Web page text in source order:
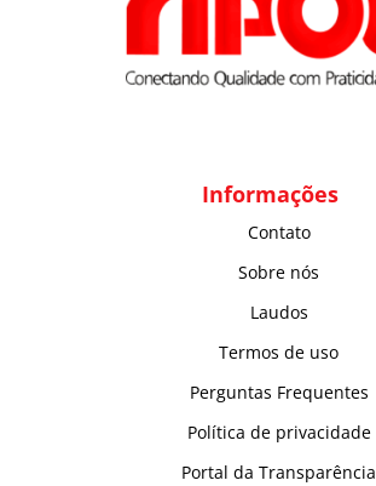
Informações
Contato
Sobre nós
Laudos
Termos de uso
Perguntas Frequentes
Política de privacidade
Portal da Transparência